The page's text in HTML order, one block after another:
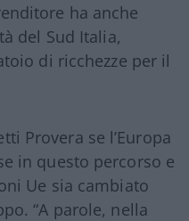
ha anche
del Sud Italia,
di ricchezze per il
Provera se l’Europa
in questo percorso e
Ue sia cambiato
“A parole, nella